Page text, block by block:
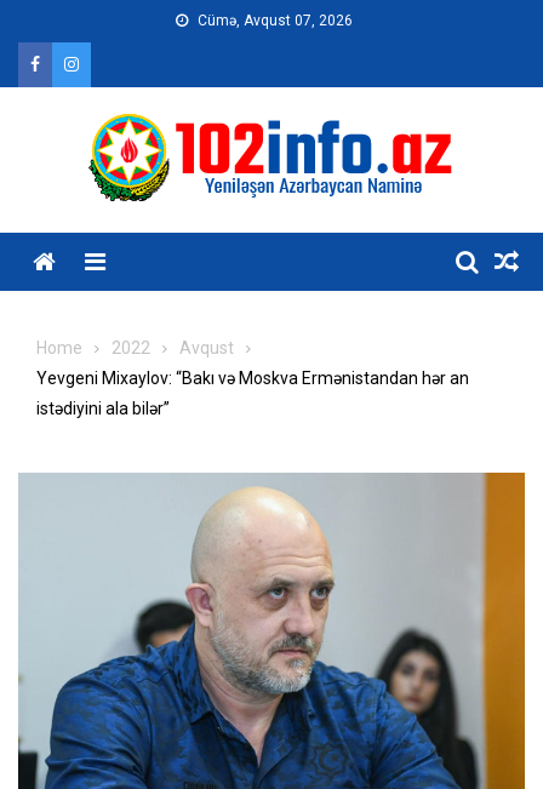
content
Cümə, Avqust 07, 2026
Home 2022
Avqust
Yevgeni Mixaylov: “Bakı və Moskva Ermənistandan hər an
istədiyini ala bilər”